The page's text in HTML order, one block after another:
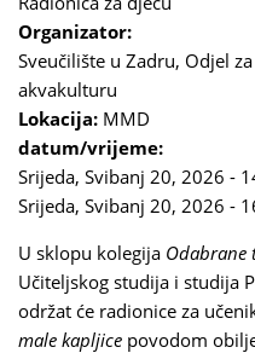
Organizator:
Sveučilište u Zadru, Odjel
akvakulturu
Lokacija: MMD
datum/vrijeme:
Srijeda, Svibanj 20, 2026 -
Srijeda, Svibanj 20, 2026 -
U sklopu kolegija Odabrane
Učiteljskog studija i studija
održat će radionice za
male kapljice povodom